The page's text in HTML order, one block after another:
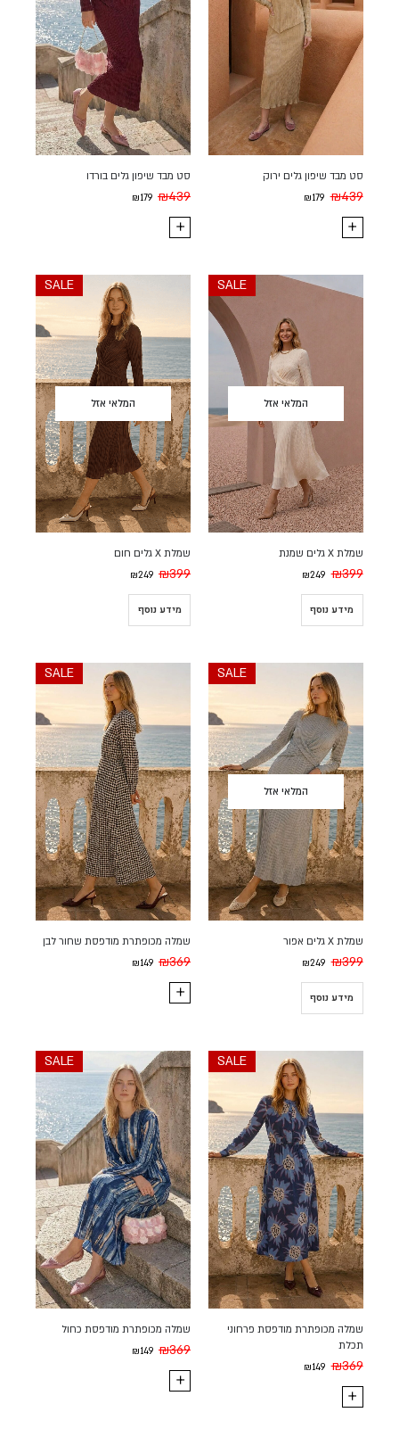
סט מבד שיפון גלים ירוק
₪439
₪179
סט מבד שיפון גלים בורדו
₪439
₪179
המלאי אזל
SALE
שמלת X גלים שמנת
₪399
₪249
מידע נוסף
המלאי אזל
SALE
שמלת X גלים חום
₪399
₪249
מידע נוסף
המלאי אזל
SALE
שמלת X גלים אפור
₪399
₪249
מידע נוסף
SALE
שמלה מכופתרת מודפסת שחור לבן
₪369
₪149
SALE
שמלה מכופתרת מודפסת פרחוני
תכלת
₪369
₪149
SALE
שמלה מכופתרת מודפסת כחול
₪369
₪149